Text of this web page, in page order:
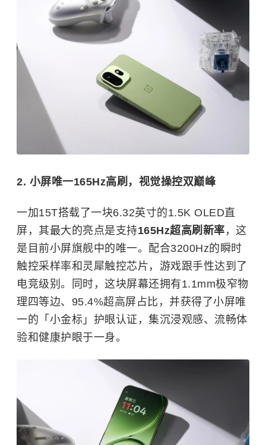
2. 小屏唯一165Hz高刷，视觉操控双巅峰
一加15T搭载了一块6.32英寸的1.5K OLED直
屏，其最大的亮点是支持165Hz超高刷新率 ，这
是目前小屏旗舰中的唯一。配合3200Hz的瞬时
触控采样率和灵犀触控芯片，游戏跟手性达到了
电竞级别。同时，这块屏幕还拥有1.1mm极窄物
理四等边、95.4%超高屏占比，并获得了小屏唯
一的「小金标」护眼认证，集沉浸观感、流畅体
验和健康护眼于一身。